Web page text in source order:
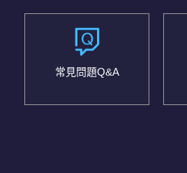
常見問題Q&A